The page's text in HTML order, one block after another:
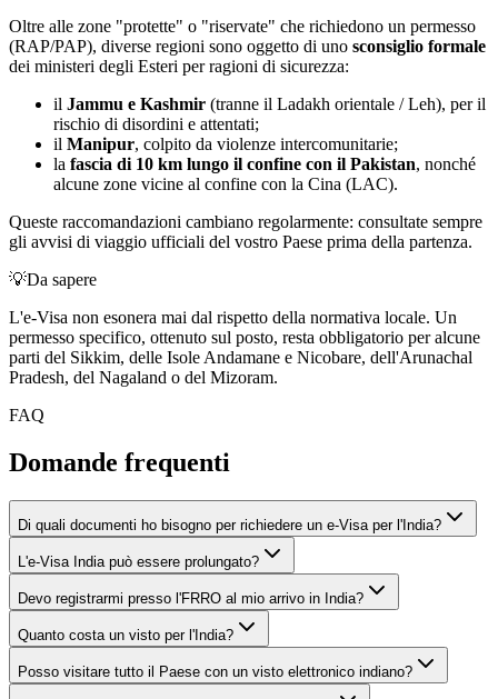
Oltre alle zone "protette" o "riservate" che richiedono un permesso
(RAP/PAP), diverse regioni sono oggetto di uno sconsiglio formale
dei ministeri degli Esteri per ragioni di sicurezza:
il Jammu e Kashmir (tranne il Ladakh orientale / Leh), per il
rischio di disordini e attentati;
il Manipur, colpito da violenze intercomunitarie;
la fascia di 10 km lungo il confine con il Pakistan, nonché
alcune zone vicine al confine con la Cina (LAC).
Queste raccomandazioni cambiano regolarmente: consultate sempre
gli avvisi di viaggio ufficiali del vostro Paese prima della partenza.
💡Da sapere
L'e-Visa non esonera mai dal rispetto della normativa locale. Un
permesso specifico, ottenuto sul posto, resta obbligatorio per alcune
parti del Sikkim, delle Isole Andamane e Nicobare, dell'Arunachal
Pradesh, del Nagaland o del Mizoram.
FAQ
Domande frequenti
Di quali documenti ho bisogno per richiedere un e-Visa per l'India?
L'e-Visa India può essere prolungato?
Devo registrarmi presso l'FRRO al mio arrivo in India?
Quanto costa un visto per l'India?
Posso visitare tutto il Paese con un visto elettronico indiano?